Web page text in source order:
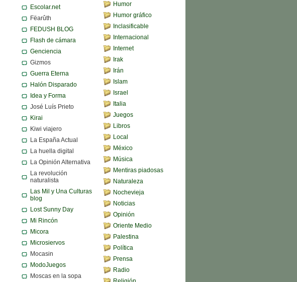
Escolar.net
Fëarûth
FEDUSH BLOG
Flash de cámara
Genciencia
Gizmos
Guerra Eterna
Halón Disparado
Idea y Forma
José Luís Prieto
Kirai
Kiwi viajero
La España Actual
La huella digital
La Opinión Alternativa
La revolución
naturalista
Las Mil y Una Culturas
blog
Lost Sunny Day
Mi Rincón
Micora
Microsiervos
Mocasin
ModoJuegos
Moscas en la sopa
Humor
Humor gráfico
Inclasificable
Internacional
Internet
Irak
Irán
Islam
Israel
Italia
Juegos
Libros
Local
México
Música
Mentiras piadosas
Naturaleza
Nochevieja
Noticias
Opinión
Oriente Medio
Palestina
Política
Prensa
Radio